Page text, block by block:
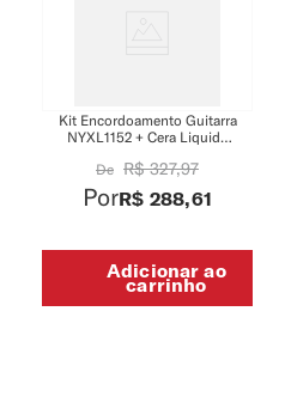
Kit Encordoamento Guitarra
NYXL1152 + Cera Liquida
01
De R$ 327,97
PorR$ 288,61
Adicionar ao
carrinho